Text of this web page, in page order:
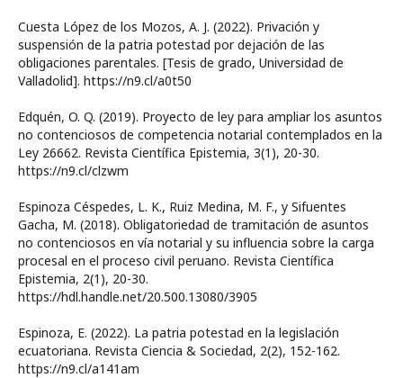
Cuesta López de los Mozos, A. J. (2022). Privación y
suspensión de la patria potestad por dejación de las
obligaciones parentales. [Tesis de grado, Universidad de
Valladolid]. https://n9.cl/a0t50
Edquén, O. Q. (2019). Proyecto de ley para ampliar los asuntos
no contenciosos de competencia notarial contemplados en la
Ley 26662. Revista Científica Epistemia, 3(1), 20-30.
https://n9.cl/clzwm
Espinoza Céspedes, L. K., Ruiz Medina, M. F., y Sifuentes
Gacha, M. (2018). Obligatoriedad de tramitación de asuntos
no contenciosos en vía notarial y su influencia sobre la carga
procesal en el proceso civil peruano. Revista Científica
Epistemia, 2(1), 20-30.
https://hdl.handle.net/20.500.13080/3905
Espinoza, E. (2022). La patria potestad en la legislación
ecuatoriana. Revista Ciencia & Sociedad, 2(2), 152-162.
https://n9.cl/a141am